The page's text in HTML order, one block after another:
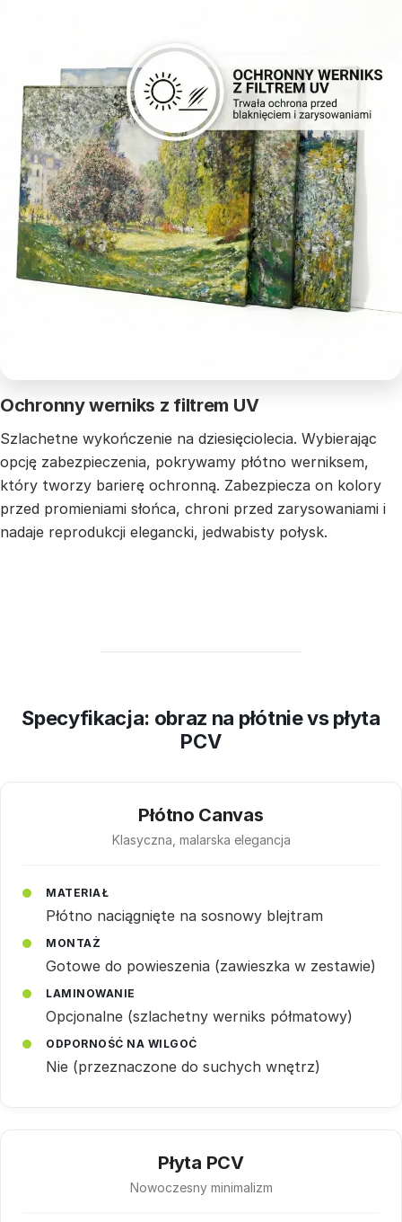
Ochronny werniks z filtrem UV
Szlachetne wykończenie na dziesięciolecia. Wybierając
opcję zabezpieczenia, pokrywamy płótno werniksem,
który tworzy barierę ochronną. Zabezpiecza on kolory
przed promieniami słońca, chroni przed zarysowaniami i
nadaje reprodukcji elegancki, jedwabisty połysk.
Specyfikacja: obraz na płótnie vs płyta
PCV
Płótno Canvas
Klasyczna, malarska elegancja
MATERIAŁ
Płótno naciągnięte na sosnowy blejtram
MONTAŻ
Gotowe do powieszenia (zawieszka w zestawie)
LAMINOWANIE
Opcjonalne (szlachetny werniks półmatowy)
ODPORNOŚĆ NA WILGOĆ
Nie (przeznaczone do suchych wnętrz)
Płyta PCV
Nowoczesny minimalizm